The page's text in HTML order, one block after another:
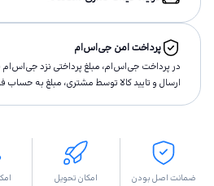
پرداخت امن جی‌اس‌ام
در پرداخت جی‌اس‌ام، مبلغ پرداختى نزد جی‌اس‌ام
ارسال و تاييد كالا توسط مشتری، مبلغ به حساب
ضمانت اصل بودن
امکان تحویل